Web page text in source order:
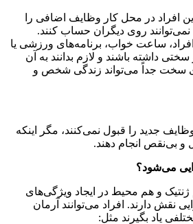
افراد در محل کار وظایف اضافی را
نمی‌توانند روی دیگران حساب کنند.
ساعت خواب، برنامه‌های ورزشی یا
داشته باشند و لازم بدانند به آن
سخت جداً می‌تواند زندگی شخص و
وظایف جدید را قبول نمی‌کنند، مگر اینکه
و بی‌نقص انجام دهند.
می‌شود؟
ژنتیک و هم محیط در ایجاد ویژگی‌های
نقش دارند. افراد می‌توانند آرمان
یاد بگیرند مثل: